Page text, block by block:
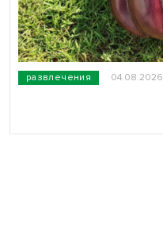
развлечения 04.08.2026